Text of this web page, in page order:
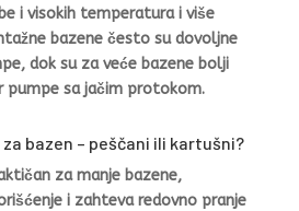
i visokih temperatura i više
bazene često su dovoljne
dok su za veće bazene bolji
sa jačim protokom.
bazen – peščani ili kartušni?
za manje bazene,
i zahteva redovno pranje